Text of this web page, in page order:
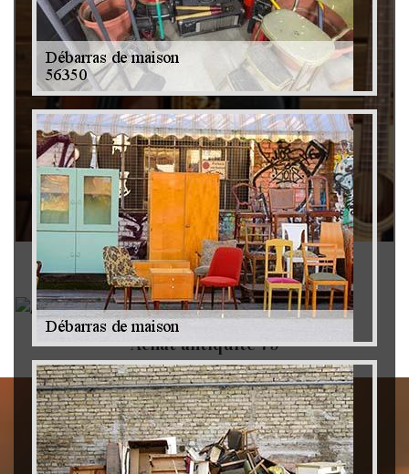
Rachat instrument de musique 79
Achat antiquité 79